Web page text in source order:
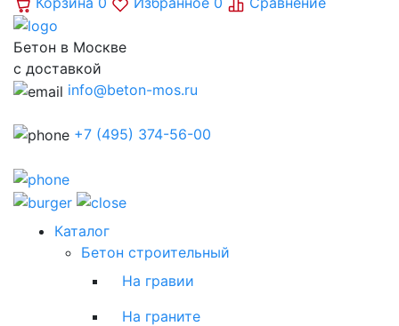
Бетон в Москве
с доставкой
info@beton-mos.ru
+7 (495) 374-56-00
Каталог
Бетон строительный
На гравии
На граните